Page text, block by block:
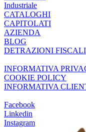
Industriale
CATALOGHI
CAPITOLATI
AZIENDA
BLOG
DETRAZIONI FISCALI
INFORMATIVA
COOKIE POLICY
INFORMATIVA
Facebook
Linkedin
Instagram